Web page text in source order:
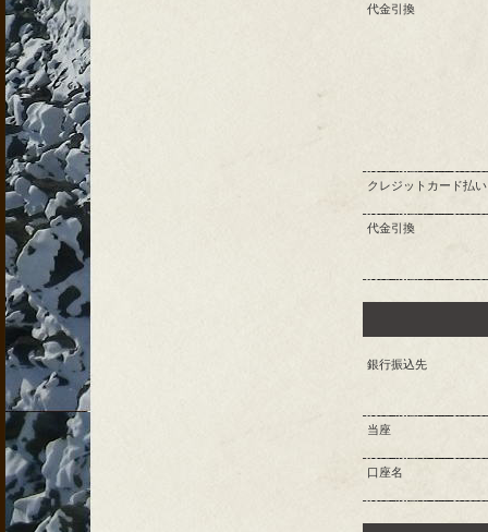
代金引換
クレジットカード払い
代金引換
銀行振込先
当座
口座名